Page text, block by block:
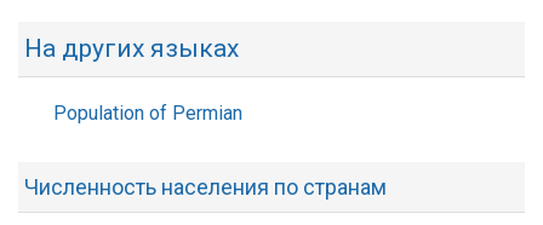
На других языках
Population of Permian
Численность населения по странам